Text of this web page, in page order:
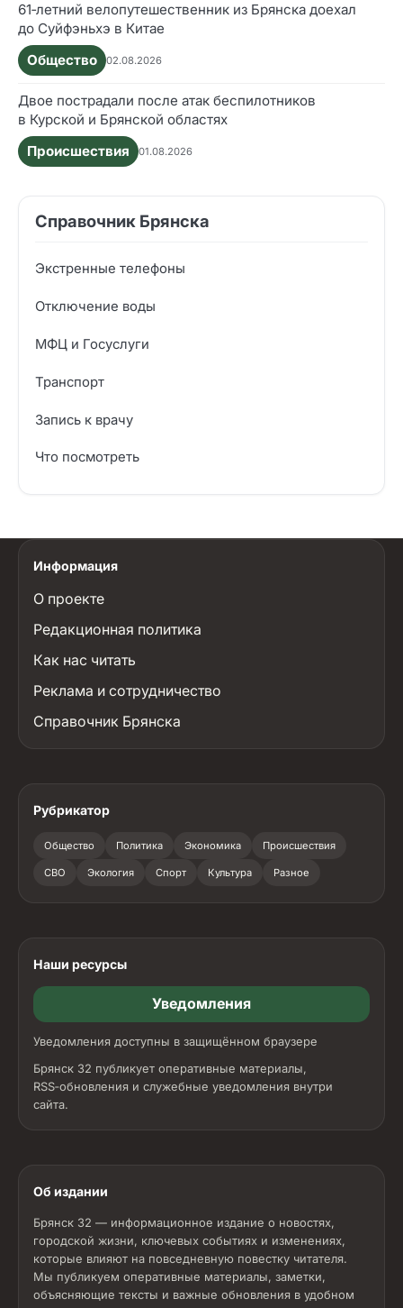
61‑летний велопутешественник из Брянска доехал
до Суйфэньхэ в Китае
Общество
02.08.2026
Двое пострадали после атак беспилотников
в Курской и Брянской областях
Происшествия
01.08.2026
Справочник Брянска
Экстренные телефоны
Отключение воды
МФЦ и Госуслуги
Транспорт
Запись к врачу
Что посмотреть
Информация
О проекте
Редакционная политика
Как нас читать
Реклама и сотрудничество
Справочник Брянска
Рубрикатор
Общество Политика Экономика Происшествия
СВО Экология Спорт Культура Разное
Наши ресурсы
Уведомления
Уведомления доступны в защищённом браузере
Брянск 32 публикует оперативные материалы,
RSS‑обновления и служебные уведомления внутри
сайта.
Об издании
Брянск 32 — информационное издание о новостях,
городской жизни, ключевых событиях и изменениях,
которые влияют на повседневную повестку читателя.
Мы публикуем оперативные материалы, заметки,
объясняющие тексты и важные обновления в удобном